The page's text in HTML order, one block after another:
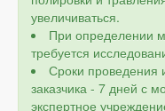
увеличиваться.
При определении
требуется
Сроки проведения
заказчика - 7 дней с
экспертное